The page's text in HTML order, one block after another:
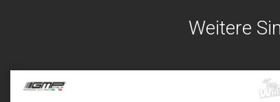
Weitere